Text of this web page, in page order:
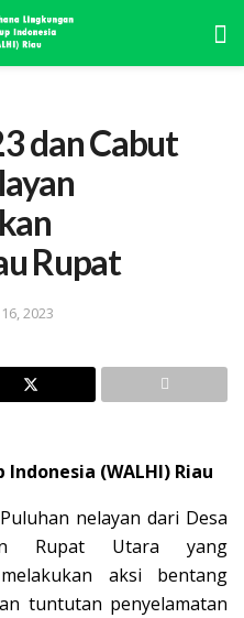
dan Cabut
Rupat
2023
(WALHI) Riau
nelayan dari Desa
Rupat Utara yang
aksi bentang
tuntutan penyelamatan